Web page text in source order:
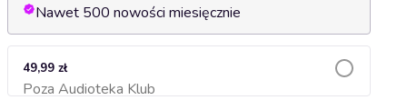
Nawet 500 nowości miesięcznie
49,99 zł
Poza Audioteka KlubDodaj do koszyka